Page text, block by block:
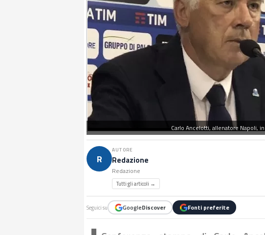
Carlo Ancelotti, allenatore Napoli,
R
AUTORE
Redazione
Redazione
Tutti gli articoli →
Seguici su GoogleDiscover Fonti preferite